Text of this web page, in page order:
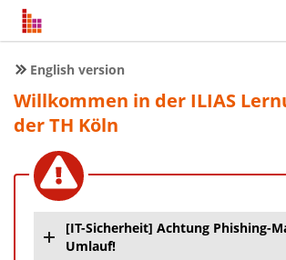
English version
Willkommen in der ILIAS
der TH Köln
[IT-Sicherheit] Achtung Phishing-
Umlauf!